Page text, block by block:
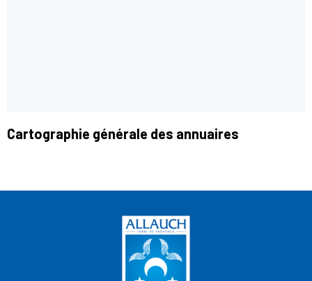
Cartographie générale des annuaires